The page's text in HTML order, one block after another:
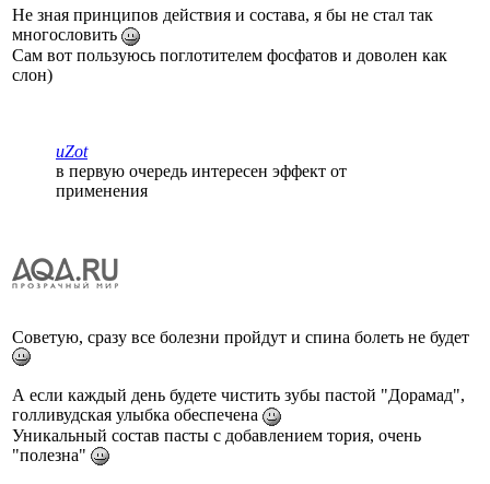
Не зная принципов действия и состава, я бы не стал так
многословить
Сам вот пользуюсь поглотителем фосфатов и доволен как
слон)
uZot
в первую очередь интересен эффект от
применения
Советую, сразу все болезни пройдут и спина болеть не будет
А если каждый день будете чистить зубы пастой "Дорамад",
голливудская улыбка обеспечена
Уникальный состав пасты с добавлением тория, очень
"полезна"